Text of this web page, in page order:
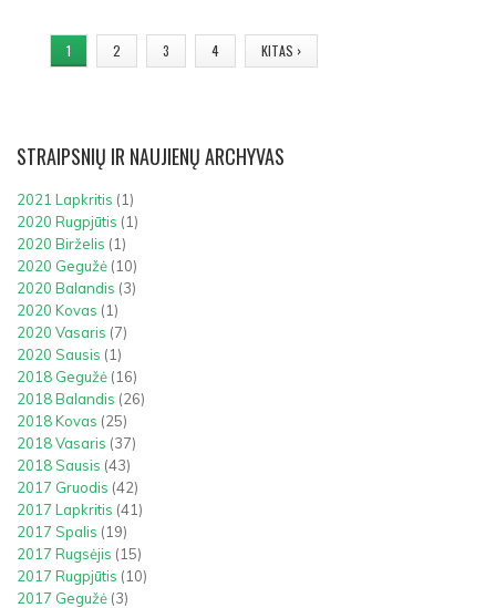
PUSLAPIAI
1 2 3 4 KITAS ›
STRAIPSNIŲ IR NAUJIENŲ ARCHYVAS
2021 Lapkritis (1)
2020 Rugpjūtis (1)
2020 Birželis (1)
2020 Gegužė (10)
2020 Balandis (3)
2020 Kovas (1)
2020 Vasaris (7)
2020 Sausis (1)
2018 Gegužė (16)
2018 Balandis (26)
2018 Kovas (25)
2018 Vasaris (37)
2018 Sausis (43)
2017 Gruodis (42)
2017 Lapkritis (41)
2017 Spalis (19)
2017 Rugsėjis (15)
2017 Rugpjūtis (10)
2017 Gegužė (3)